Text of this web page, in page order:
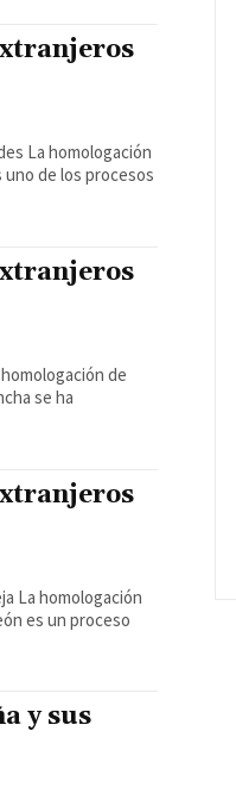
La homologación
de los procesos
de
se ha
La homologación
es un proceso
y sus